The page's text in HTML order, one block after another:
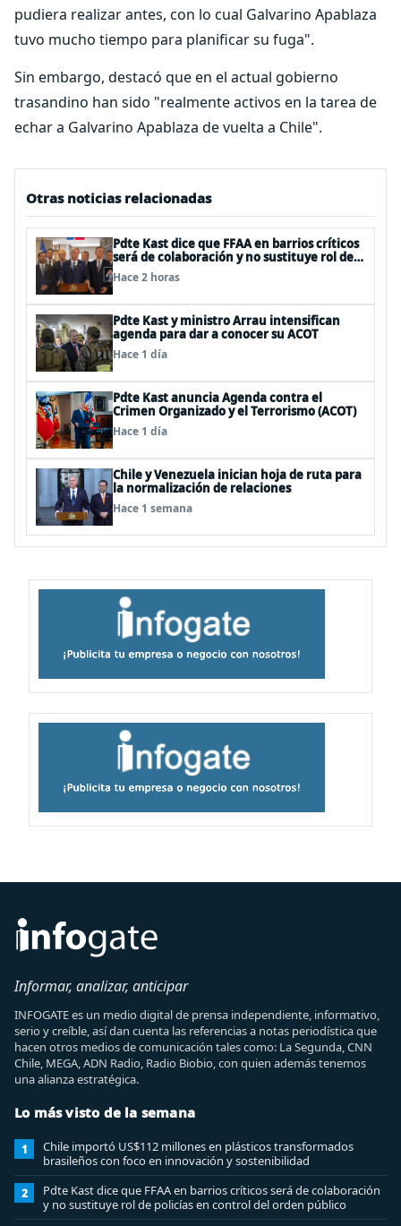
pudiera realizar antes, con lo cual Galvarino Apablaza
tuvo mucho tiempo para planificar su fuga".
Sin embargo, destacó que en el actual gobierno
trasandino han sido "realmente activos en la tarea de
echar a Galvarino Apablaza de vuelta a Chile".
Otras noticias relacionadas
Pdte Kast dice que FFAA en barrios críticos
será de colaboración y no sustituye rol de
policías en control del orden público
Hace 2 horas
Pdte Kast y ministro Arrau intensifican
agenda para dar a conocer su ACOT
Hace 1 día
Pdte Kast anuncia Agenda contra el
Crimen Organizado y el Terrorismo (ACOT)
Hace 1 día
Chile y Venezuela inician hoja de ruta para
la normalización de relaciones
Hace 1 semana
Informar, analizar, anticipar
INFOGATE es un medio digital de prensa independiente, informativo,
serio y creíble, así dan cuenta las referencias a notas periodística que
hacen otros medios de comunicación tales como: La Segunda, CNN
Chile, MEGA, ADN Radio, Radio Biobio, con quien además tenemos
una alianza estratégica.
Lo más visto de la semana
1
Chile importó US$112 millones en plásticos transformados
brasileños con foco en innovación y sostenibilidad
2
Pdte Kast dice que FFAA en barrios críticos será de colaboración
y no sustituye rol de policías en control del orden público